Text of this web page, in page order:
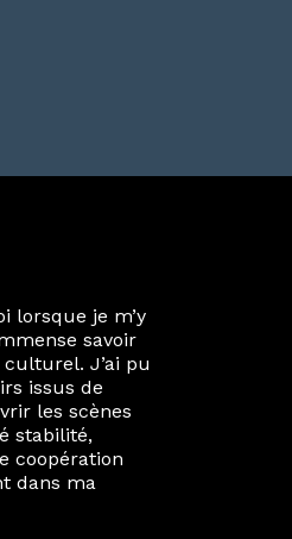
dans les
du Diplôme
que
En
des projets
Langkawi,
de curatrice
et les